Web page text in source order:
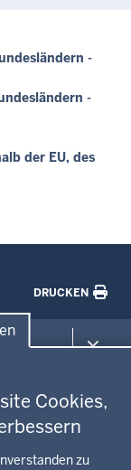
Cookies,
zu
-
-
der EU, des
DRUCKEN